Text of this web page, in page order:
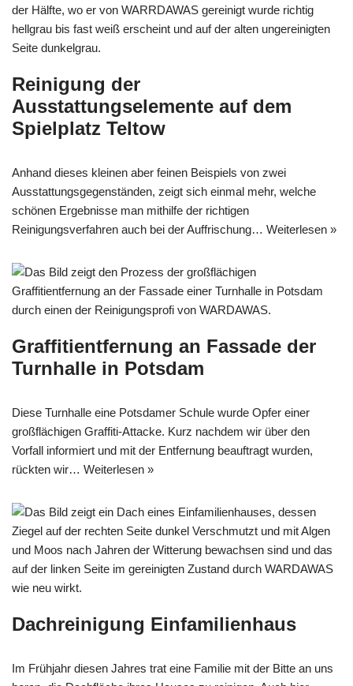
Reinigung der
Ausstattungselemente auf dem
Spielplatz Teltow
Anhand dieses kleinen aber feinen Beispiels von zwei
Ausstattungsgegenständen, zeigt sich einmal mehr, welche
schönen Ergebnisse man mithilfe der richtigen
Reinigungsverfahren auch bei der Auffrischung… Weiterlesen »
Graffitientfernung an Fassade der
Turnhalle in Potsdam
Diese Turnhalle eine Potsdamer Schule wurde Opfer einer
großflächigen Graffiti-Attacke. Kurz nachdem wir über den
Vorfall informiert und mit der Entfernung beauftragt wurden,
rückten wir… Weiterlesen »
Dachreinigung Einfamilienhaus
Im Frühjahr diesen Jahres trat eine Familie mit der Bitte an uns